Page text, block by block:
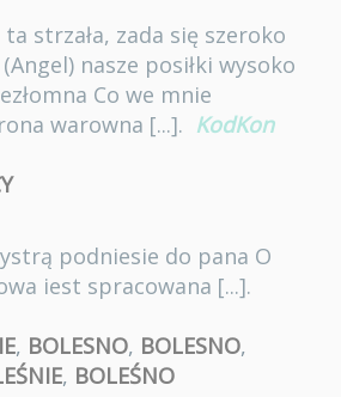
strzała, zada się szeroko
nasze posiłki wysoko
Co we mnie
warowna [...]. KodKon
podniesie do pana O
iest spracowana [...].
, BOLESNO, BOLESNO,
, BOLEŚNO